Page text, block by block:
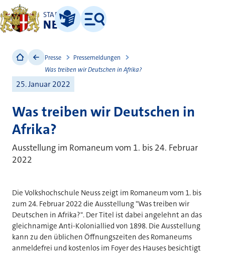
STADT
NEUSS
Leichte Sprache
Menü
Presse
Pressemeldungen
Was treiben wir Deutschen in Afrika?
25. Januar 2022
Was treiben wir Deutschen in
Afrika?
Ausstellung im Romaneum vom 1. bis 24. Februar
2022
Die Volkshochschule Neuss zeigt im Romaneum vom 1. bis
zum 24. Februar 2022 die Ausstellung "Was treiben wir
Deutschen in Afrika?". Der Titel ist dabei angelehnt an das
gleichnamige Anti-Koloniallied von 1898. Die Ausstellung
kann zu den üblichen Öffnungszeiten des Romaneums
anmeldefrei und kostenlos im Foyer des Hauses besichtigt